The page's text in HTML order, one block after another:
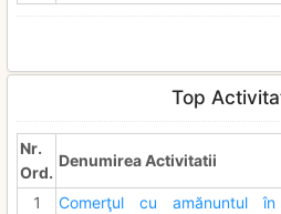
Top
Nr.
Ord.
Denumirea Activitatii
1
Comerţul cu amănuntul